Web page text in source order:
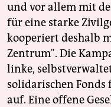
und vor allem mit
für eine starke
kooperiert deshalb
Zentrum". Die
linke,
solidarischen Fonds
auf. Eine offene